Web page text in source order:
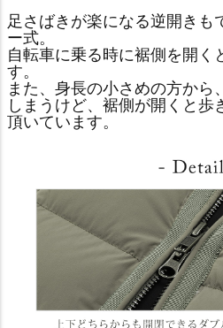
足さばきが楽になる逆開きも
ー式。
自転車に乗る時に裾側を開く
す。
また、身長の小さめの方から
しまうけど、裾側が開くと歩
頂いています。